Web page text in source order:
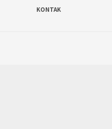
KONTAK